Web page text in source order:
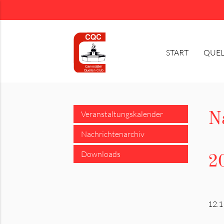
START
Suchbegriffe
Veranstaltungskalender
Nachrichtenarchiv
Downloads